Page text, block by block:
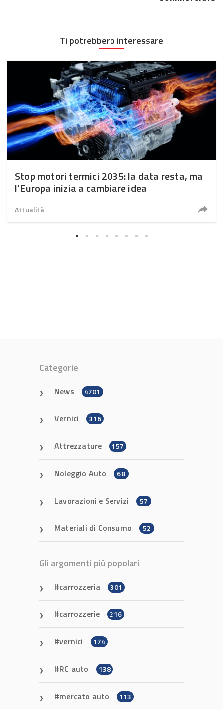
Ti potrebbero interessare
Stop motori termici 2035: la data resta, ma
l’Europa inizia a cambiare idea
Attualità
Categorie
News 4701
Vernici 316
Attrezzature 157
Noleggio Auto 68
Lavorazioni e Servizi 57
Materiali di Consumo 52
Gli argomenti più popolari
carrozzeria 301
carrozzerie 216
vernici 174
RC auto 138
mercato auto 113